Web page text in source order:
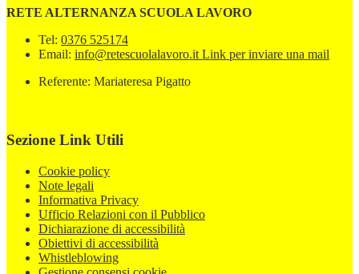
RETE ALTERNANZA SCUOLA LAVORO
Tel: 0376 525174
Email: info@retescuolalavoro.it Link per inviare una mail
Referente: Mariateresa Pigatto
Sezione Link Utili
Cookie policy
Note legali
Informativa Privacy
Ufficio Relazioni con il Pubblico
Dichiarazione di accessibilità
Obiettivi di accessibilità
Whistleblowing